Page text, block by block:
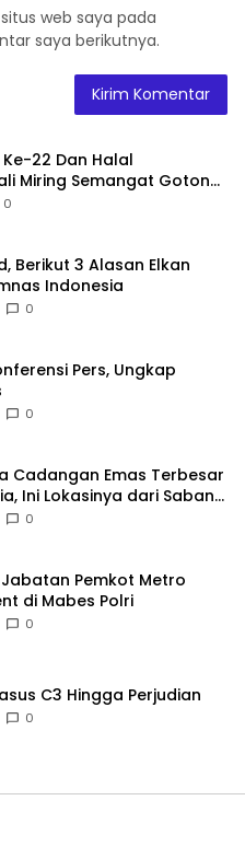
web saya pada
saya berikutnya.
22 Dan Halal
Miring Semangat Gotong
0
Berikut 3 Alasan Elkan
Indonesia
0
Pers, Ungkap
0
Cadangan Emas Terbesar
Ini Lokasinya dari Sabang
0
Jabatan Pemkot Metro
di Mabes Polri
0
C3 Hingga Perjudian
0